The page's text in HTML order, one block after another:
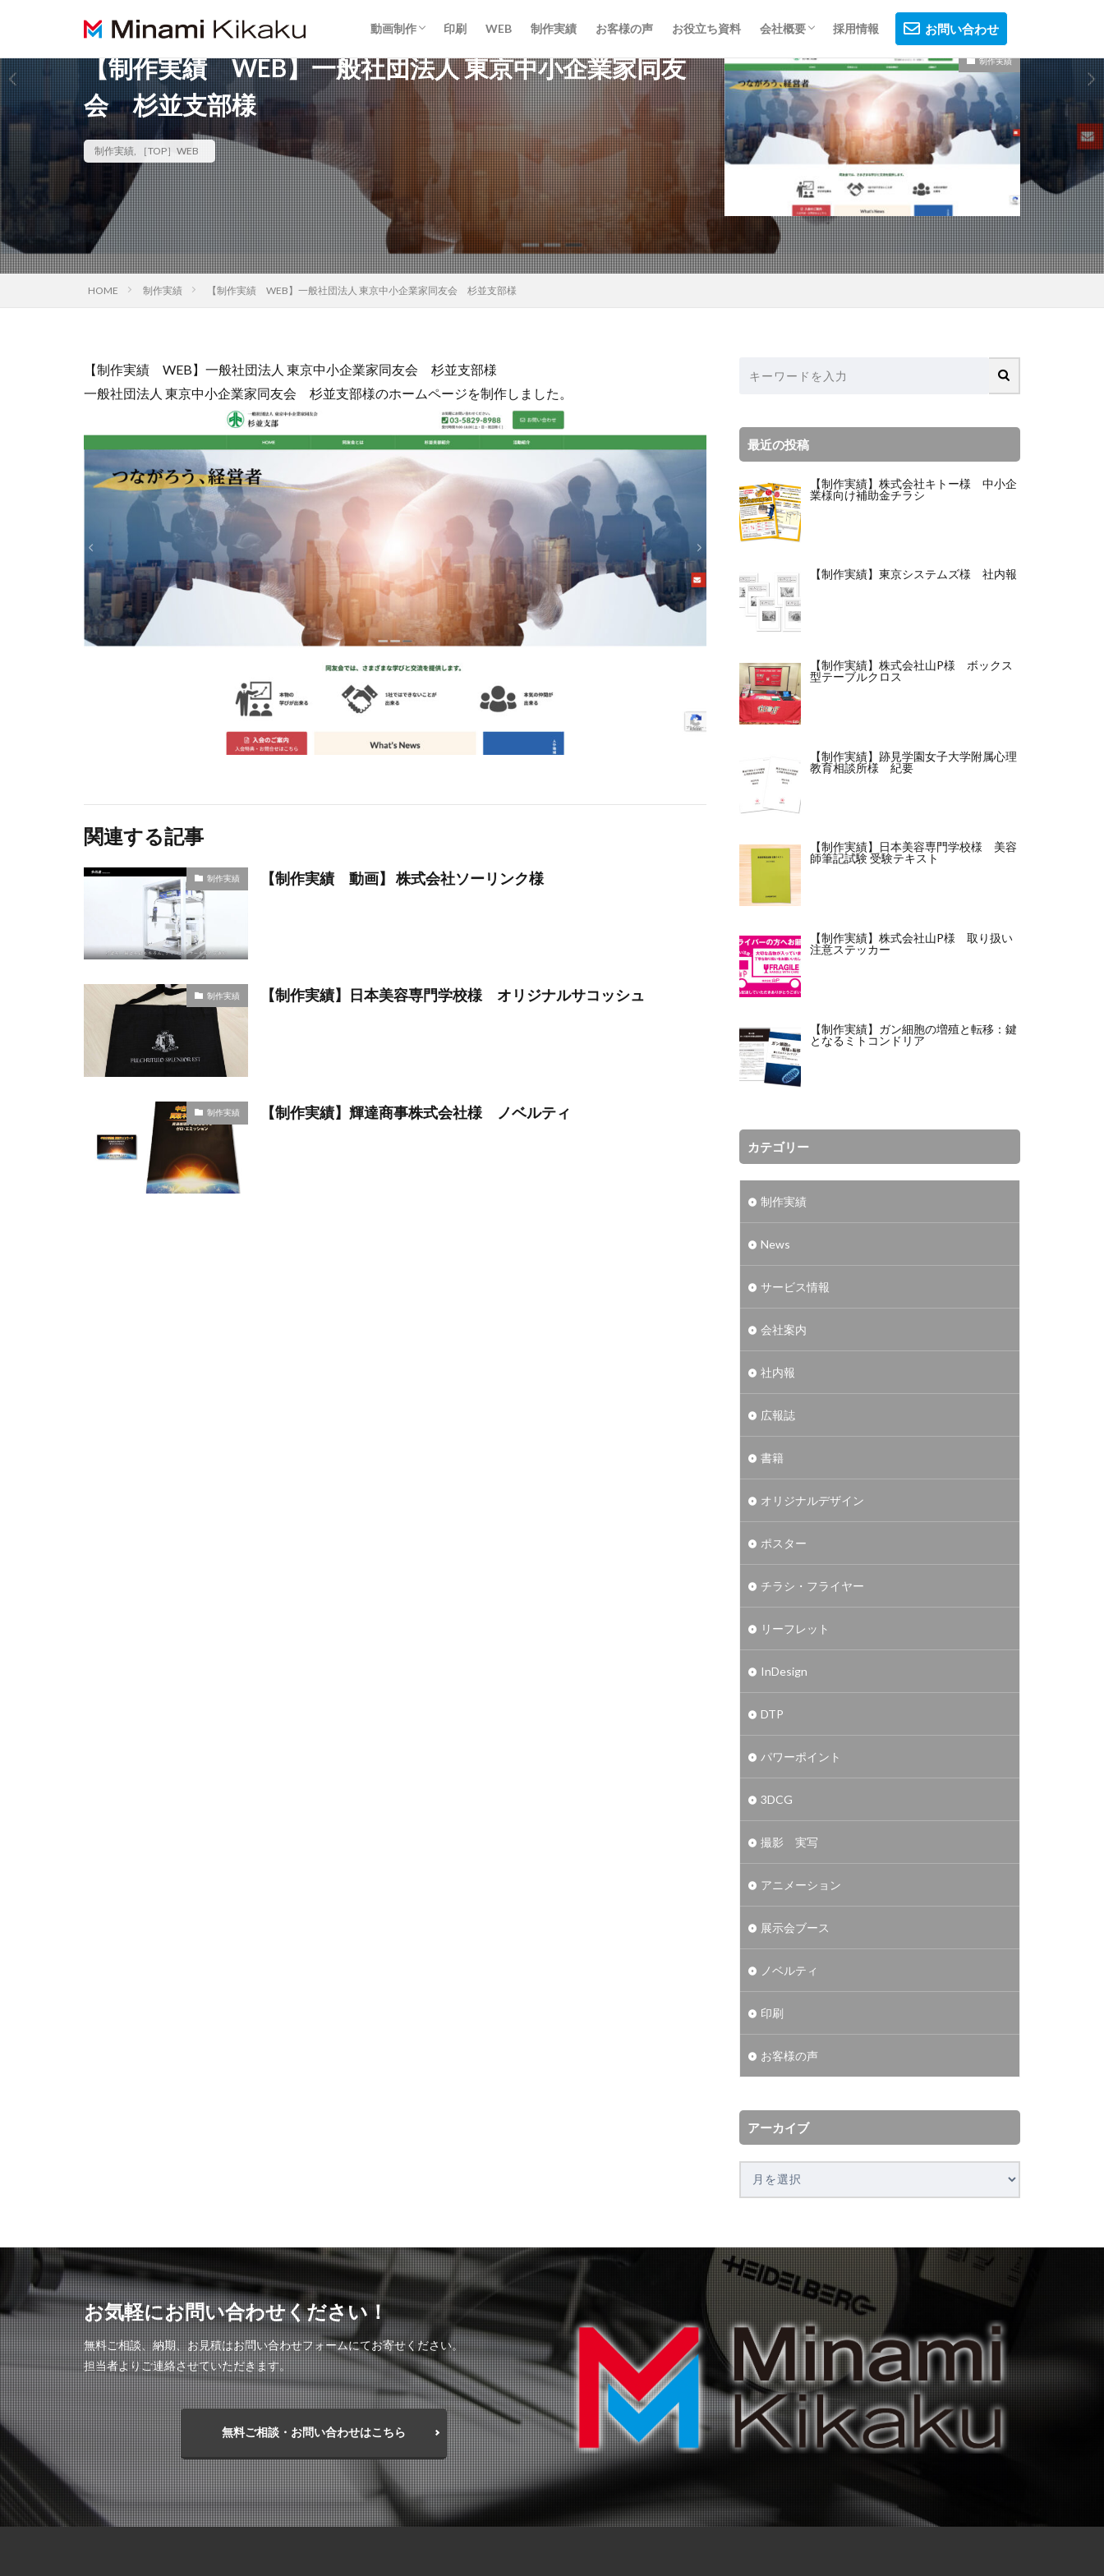
動画制作
動画制作
ライブ配信
印刷 WEB 制作実績 お客様の声 お役立ち資料 会社概要
会社概要
制作フロー
プライバシーポリシー
採用情報 お問い合わせ
【制作実績 WEB】一般社団法人 東京中小企業家同友
会 杉並支部様
制作実績, ［TOP］WEB
制作実績
HOME 制作実績 【制作実績 WEB】一般社団法人 東京中小企業家同友会 杉並支部様
【制作実績 WEB】一般社団法人 東京中小企業家同友会 杉並支部様
一般社団法人 東京中小企業家同友会 杉並支部様のホームページを制作しました。
関連する記事
制作実績 【制作実績 動画】 株式会社ソーリンク様
制作実績 【制作実績】日本美容専門学校様 オリジナルサコッシュ
制作実績 【制作実績】輝達商事株式会社様 ノベルティ
最近の投稿
【制作実績】株式会社キトー様 中小企
業様向け補助金チラシ
【制作実績】東京システムズ様 社内報
【制作実績】株式会社山P様 ボックス
型テーブルクロス
【制作実績】跡見学園女子大学附属心理
教育相談所様 紀要
【制作実績】日本美容専門学校様 美容
師筆記試験 受験テキスト
【制作実績】株式会社山P様 取り扱い
注意ステッカー
【制作実績】ガン細胞の増殖と転移：鍵
となるミトコンドリア
カテゴリー
制作実績
News
サービス情報
会社案内
社内報
広報誌
書籍
オリジナルデザイン
ポスター
チラシ・フライヤー
リーフレット
InDesign
DTP
パワーポイント
3DCG
撮影 実写
アニメーション
展示会ブース
ノベルティ
印刷
お客様の声
アーカイブ
お気軽にお問い合わせください！
無料ご相談、納期、お見積はお問い合わせフォームにてお寄せください。
担当者よりご連絡させていただきます。
無料ご相談・お問い合わせはこちら